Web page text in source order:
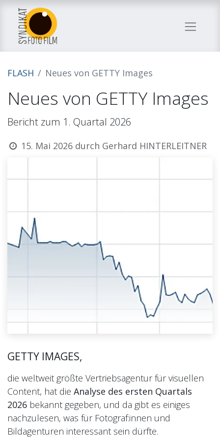
FLASH Neues von GETTY Images
Neues von GETTY Images
Bericht zum 1. Quartal 2026
15. Mai 2026 durch Gerhard HINTERLEITNER
GETTY IMAGES,
die weltweit größte Vertriebsagentur für visuellen
Content, hat die Analyse des ersten Quartals
2026 bekannt gegeben, und da gibt es einiges
nachzulesen, was für Fotograf:innen und
Bildagenturen interessant sein dürfte.